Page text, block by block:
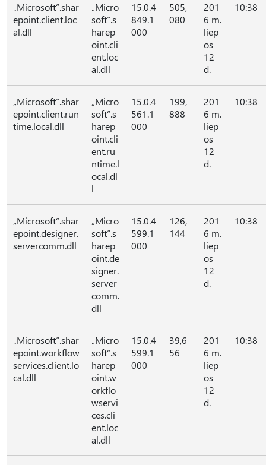
„Microsoft“.shar
epoint.client.loc
al.dll
„Micro
soft“.s
harep
oint.cli
ent.loc
al.dll
15.0.4
849.1
000
505,
080
201
6 m.
liep
os
12
d.
10:38
„Microsoft“.shar
epoint.client.run
time.local.dll
„Micro
soft“.s
harep
oint.cli
ent.ru
ntime.l
ocal.dl
l
15.0.4
561.1
000
199,
888
201
6 m.
liep
os
12
d.
10:38
„Microsoft“.shar
epoint.designer.
servercomm.dll
„Micro
soft“.s
harep
oint.de
signer.
server
comm.
dll
15.0.4
599.1
000
126,
144
201
6 m.
liep
os
12
d.
10:38
„Microsoft“.shar
epoint.workflow
services.client.lo
cal.dll
„Micro
soft“.s
harep
oint.w
orkflo
wservi
ces.cli
ent.loc
al.dll
15.0.4
599.1
000
39,6
56
201
6 m.
liep
os
12
d.
10:38